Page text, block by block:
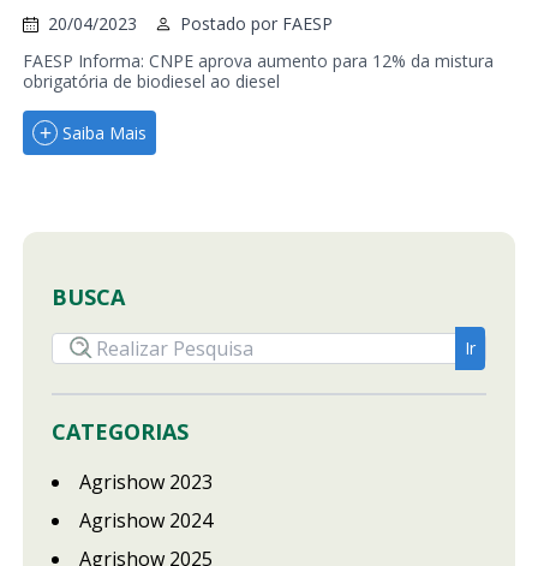
20/04/2023 Postado por FAESP
FAESP Informa: CNPE aprova aumento para 12% da mistura
obrigatória de biodiesel ao diesel
Saiba Mais
BUSCA
CATEGORIAS
Agrishow 2023
Agrishow 2024
Agrishow 2025